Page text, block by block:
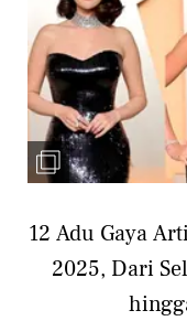
12 Adu Gaya
2025, Dari